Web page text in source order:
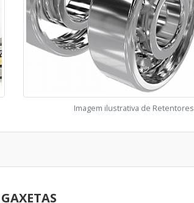
Imagem ilustrativa de Retentores